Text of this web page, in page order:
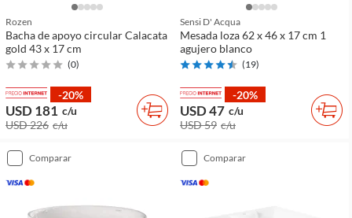
Rozen
Bacha de apoyo circular Calacata
gold 43 x 17 cm
(0)
-20%
USD 181 c/u
USD 226 c/u
Sensi D' Acqua
Mesada loza 62 x 46 x 17 cm 1
agujero blanco
(19)
-20%
USD 47 c/u
USD 59 c/u
comparar comparar